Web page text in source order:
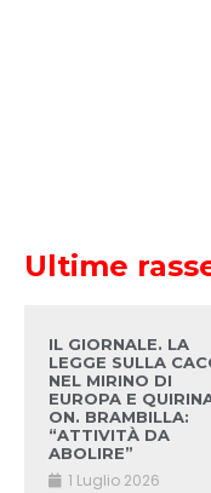
Ultime
IL GIORNALE. LA
LEGGE SULLA
NEL MIRINO DI
EUROPA E
ON. BRAMBILLA:
“ATTIVITÀ DA
ABOLIRE”
1 Luglio 2026